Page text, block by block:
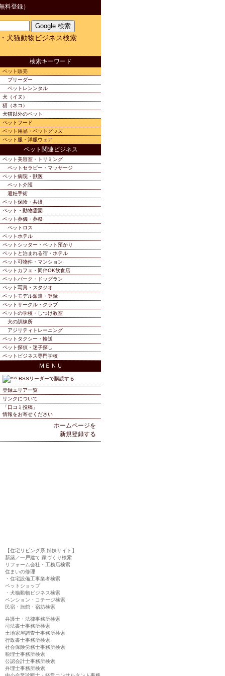
料登録）
犬猫動物ビジネス検索
検索キーワード
ペット販売
ブリーダー
ペットレンンタル
犬（イヌ）
猫（ネコ）
犬猫以外のペット
ペットフード
ペット用品・ペットグッズ
ペット服・洋服ウェア
ペット関連ビジネス
ペット美容室・トリミング
ペットセラピー・マッサージ
ペット病院・獣医
ペット介護
避妊手術
ペット保険・共済
ペット・動物霊園
ペット葬儀・葬祭
ペットロス
ペットホテル
ペットシッター・ペット預かり
ペットと泊まれる宿・ホテル
ペット可物件・マンション
ペットカフェ・同伴OK飲食店
ペットパーク・ドッグラン
ペット写真・スタジオ
ペットモデル派遣・登録
ペットサークル・クラブ
ペットの学校・しつけ教室
犬の訓練所
アジリティトレーニング
ペットタクシー・輸送
ペット探偵・迷子探し
ペットビジネス専門学校
ＭＥＮＵ
RSSリーダーで購読する
登録エリア一覧
リンクについて
「口コミ投稿」
情報をお寄せください
ホームページを
新規登録する
【住宅リビング系 姉妹サイト】
新築／一戸建て 家づくり検索
リフォーム会社・工務店検索
住まいの修理
・住宅設備工事業者検索
ペットショップ
・犬猫動物ビジネス検索
ペンション・コテージ検索
民宿・旅館・宿坊検索
弁護士・法律事務所検索
司法書士事務所検索
土地家屋調査士事務所検索
行政書士事務所検索
社会保険労務士事務所検索
税理士事務所検索
公認会計士事務所検索
弁理士事務所検索